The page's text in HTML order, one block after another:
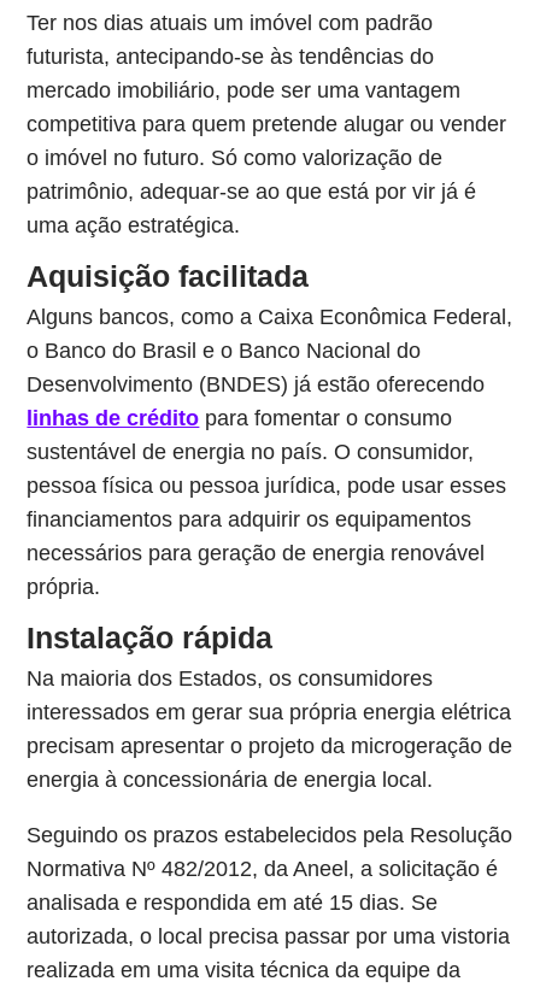
Ter nos dias atuais um imóvel com padrão
futurista, antecipando-se às tendências do
mercado imobiliário, pode ser uma vantagem
competitiva para quem pretende alugar ou vender
o imóvel no futuro. Só como valorização de
patrimônio, adequar-se ao que está por vir já é
uma ação estratégica.
Aquisição facilitada
Alguns bancos, como a Caixa Econômica Federal,
o Banco do Brasil e o Banco Nacional do
Desenvolvimento (BNDES) já estão oferecendo
linhas de crédito para fomentar o consumo
sustentável de energia no país. O consumidor,
pessoa física ou pessoa jurídica, pode usar esses
financiamentos para adquirir os equipamentos
necessários para geração de energia renovável
própria.
Instalação rápida
Na maioria dos Estados, os consumidores
interessados em gerar sua própria energia elétrica
precisam apresentar o projeto da microgeração de
energia à concessionária de energia local.
Seguindo os prazos estabelecidos pela Resolução
Normativa Nº 482/2012, da Aneel, a solicitação é
analisada e respondida em até 15 dias. Se
autorizada, o local precisa passar por uma vistoria
realizada em uma visita técnica da equipe da